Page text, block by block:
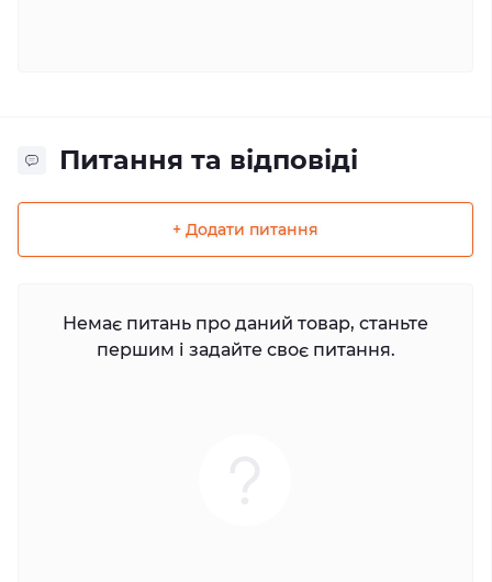
Питання та відповіді
+ Додати питання
Немає питань про даний товар, станьте
першим і задайте своє питання.